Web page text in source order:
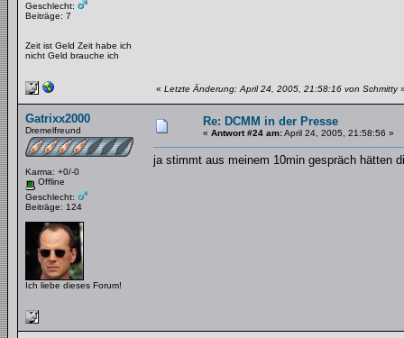
Geschlecht:
Beiträge: 7
Zeit ist Geld Zeit habe ich
nicht Geld brauche ich
« Letzte Änderung: April 24, 2005, 21:58:16 von Schmitty
Gatrixx2000
Dremelfreund
Karma: +0/-0
Offline
Geschlecht:
Beiträge: 124
Ich liebe dieses Forum!
Re: DCMM in der Presse
« Antwort #24 am:April 24, 2005, 21:58:56 »
ja stimmt aus meinem 10min gespräch hätten